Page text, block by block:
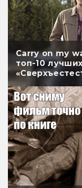
Carry on my
топ-10